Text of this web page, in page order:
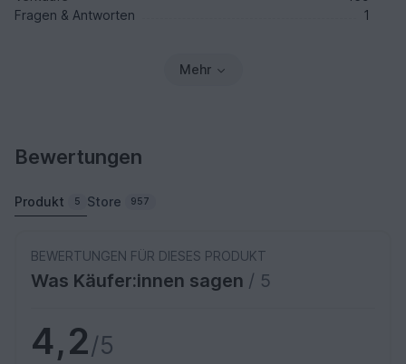
Fragen & Antworten
1
Mehr
Bewertungen
Produkt 5 Store 957
BEWERTUNGEN FÜR DIESES PRODUKT
Was Käufer:innen sagen / 5
4,2/5